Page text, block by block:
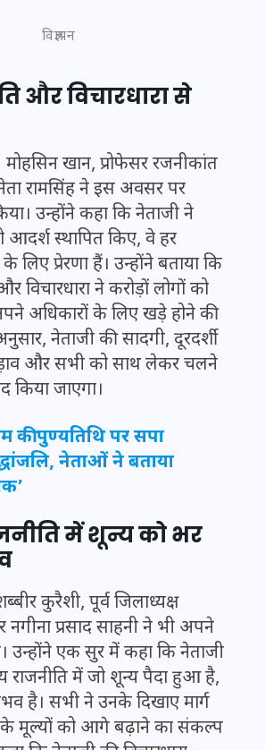
विज्ञापन
और विचारधारा से
मोहसिन खान, प्रोफेसर रजनीकांत
रामसिंह ने इस अवसर पर
उन्होंने कहा कि नेताजी ने
स्थापित किए, वे हर
लिए प्रेरणा हैं। उन्होंने बताया कि
विचारधारा ने करोड़ों लोगों को
अधिकारों के लिए खड़े होने की
नेताजी की सादगी, दूरदर्शी
और सभी को साथ लेकर चलने
किया जाएगा।
की पुण्यतिथि पर सपा
नेताओं ने बताया
में शून्य को भर
कुरैशी, पूर्व जिलाध्यक्ष
प्रसाद साहनी ने भी अपने
उन्होंने एक सुर में कहा कि नेताजी
राजनीति में जो शून्य पैदा हुआ है,
है। सभी ने उनके दिखाए मार्ग
मूल्यों को आगे बढ़ाने का संकल्प